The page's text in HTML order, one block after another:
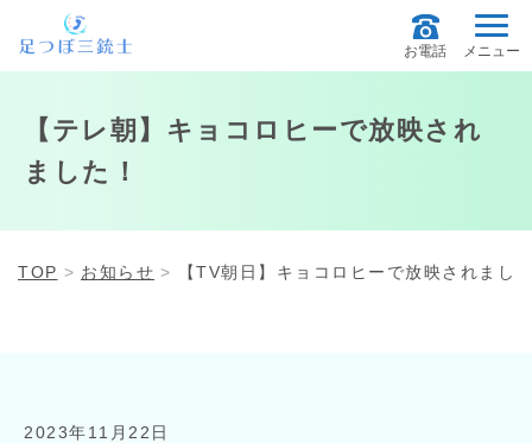
お電話 メニュー
【テレ朝】キョコロヒーで放映され
ました！
TOP お知らせ 【TV朝日】キョコロヒーで放映されまし
2023年11月22日